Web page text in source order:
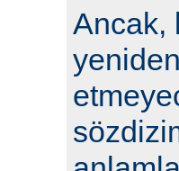
Ancak,